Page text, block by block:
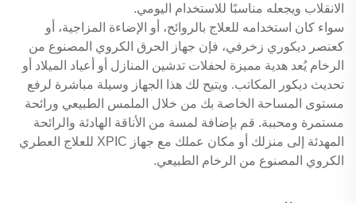
الانقلاب ويجعله مناسبًا للاستخدام اليومي.
سواء كان استخدامه للعلاج بالروائح، أو الإضاءة المزاجية، أو
كعنصر ديكوري زخرفي، فإن جهاز الحرق الكروي المصنوع من
الرخام يُعد هدية مميزة لحفلات تدشين المنازل أو أعياد الميلاد أو
تحديث ديكور المكاتب. ويتيح لك هذا الجهاز وسيلة مباشرة لرفع
مستوى المساحة الخاصة بك من خلال الملمس الطبيعي ورائحة
مستمرة ومحببة. قم بإضافة لمسة من الأناقة الهادئة والرائحة
المهدئة إلى منزلك أو مكان عملك مع جهاز XPIC للعلاج العطري
الكروي المصنوع من الرخام الطبيعي.